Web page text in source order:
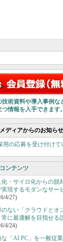
技術資料や導入事例
情報を入手できます。
ディアからのお知らせ
用の応募を受け付けて
ンテンツ
化・サイロ化からの
実現するモダンなサー
4/27)
のない「クラウドとオ
に最適解を目指せる
4/24)
な「AI PC」を一般従